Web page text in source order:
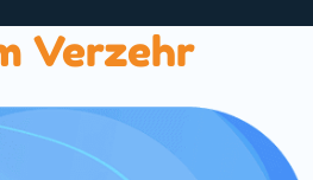
Verzehr